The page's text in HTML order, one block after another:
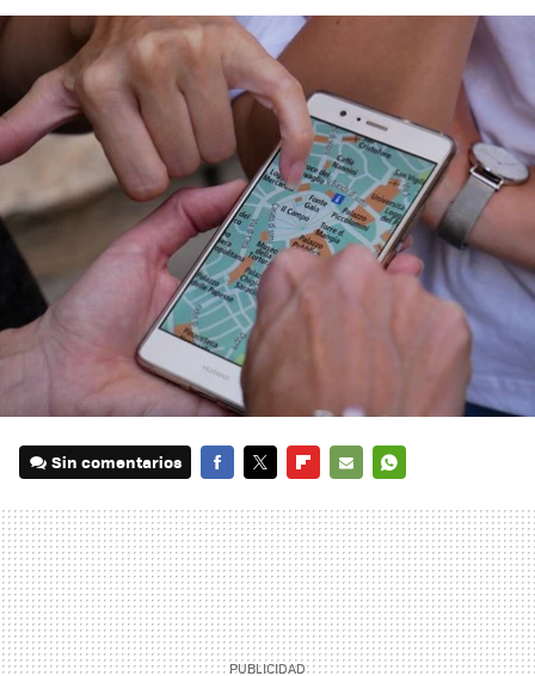
Sin comentarios
MAIL